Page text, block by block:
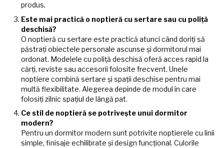
produs.
Este mai practică o noptieră cu sertare sau cu poliță
deschisă?
O noptieră cu sertare este practică atunci când doriți să
păstrați obiectele personale ascunse și dormitorul mai
ordonat. Modelele cu poliță deschisă oferă acces rapid la
cărți, reviste sau accesorii folosite frecvent. Unele
noptiere combină sertare și spații deschise pentru mai
multă flexibilitate. Alegerea depinde de modul în care
folosiți zilnic spațiul de lângă pat.
Ce stil de noptieră se potrivește unui dormitor
modern?
Pentru un dormitor modern sunt potrivite noptierele cu linii
simple, finisaje echilibrate și design funcțional. Culorile